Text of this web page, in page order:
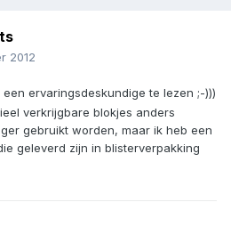
2012
ervaringsdeskundige te lezen ;-)))
verkrijgbare blokjes anders
gebruikt worden, maar ik heb een
geleverd zijn in blisterverpakking